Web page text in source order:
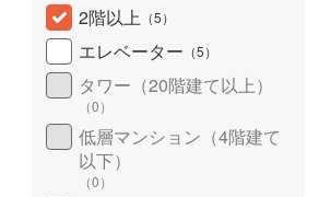
2階以上 （5）
エレベーター （5）
タワー（20階建て以上）
（0）
低層マンション（4階建て
以下）
（0）